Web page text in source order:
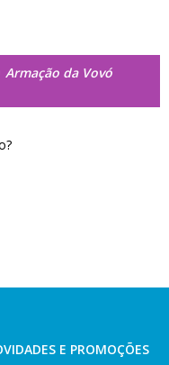
Armação da Vovó
E PROMOÇÕES